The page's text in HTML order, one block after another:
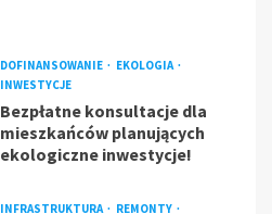
DOFINANSOWANIE
EKOLOGIA
INWESTYCJE
Bezpłatne konsultacje dla
mieszkańców planujących
ekologiczne inwestycje!
INFRASTRUKTURA REMONTY